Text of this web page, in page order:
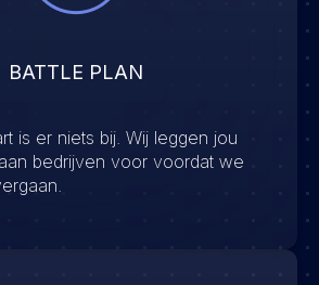
BATTLE PLAN
is er niets bij. Wij leggen jou
bedrijven voor voordat we